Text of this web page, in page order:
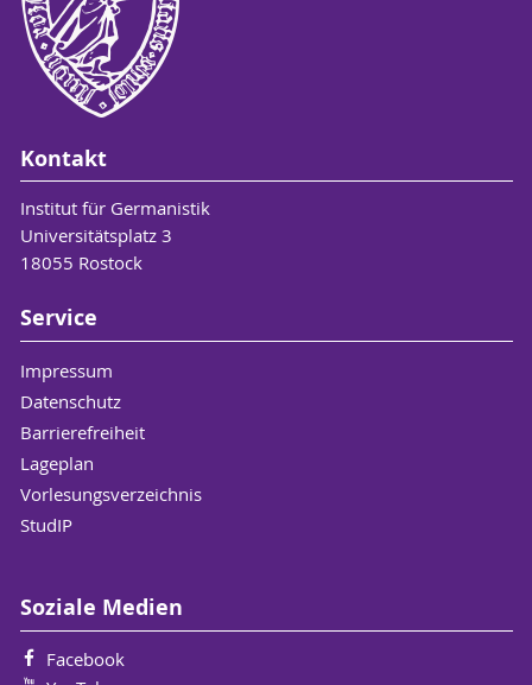
Kontakt
Institut für Germanistik
Universitätsplatz 3
18055 Rostock
Service
Impressum
Datenschutz
Barrierefreiheit
Lageplan
Vorlesungsverzeichnis
StudIP
Soziale Medien
Facebook